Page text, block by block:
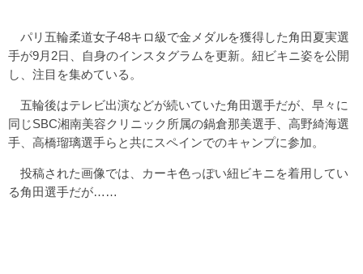
パリ五輪柔道女子48キロ級で金メダルを獲得した角田夏実選
手が9月2日、自身のインスタグラムを更新。紐ビキニ姿を公開
し、注目を集めている。
五輪後はテレビ出演などが続いていた角田選手だが、早々に
同じSBC湘南美容クリニック所属の鍋倉那美選手、高野綺海選
手、高橋瑠璃選手らと共にスペインでのキャンプに参加。
投稿された画像では、カーキ色っぽい紐ビキニを着用してい
る角田選手だが……